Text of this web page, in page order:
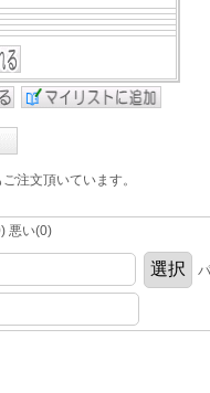
注文頂いています。
悪い(0)